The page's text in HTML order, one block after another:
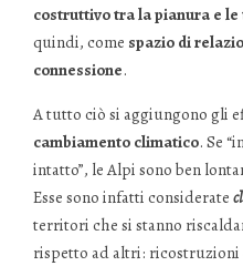
costruttivo tra la pianura e
quindi, come spazio di
connessione.
A tutto ciò si aggiungono gli
cambiamento climatico. Se
intatto”, le Alpi sono ben
Esse sono infatti considerate
territori che si stanno
rispetto ad altri: